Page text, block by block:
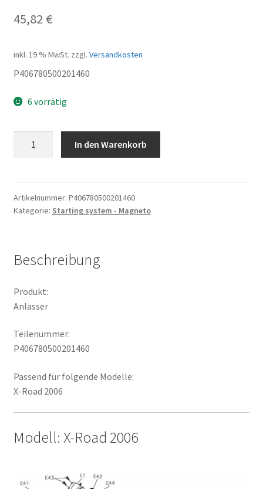
45,82 €
inkl. 19 % MwSt. zzgl. Versandkosten
P406780500201460
6 vorrätig
In den Warenkorb
Artikelnummer: P406780500201460
Kategorie: Starting system - Magneto
Beschreibung
Produkt:
Anlasser
Teilenummer:
P406780500201460
Passend für folgende Modelle:
X-Road 2006
Modell: X-Road 2006